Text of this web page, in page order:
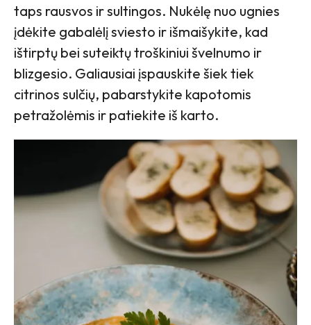
taps rausvos ir sultingos. Nukėlę nuo ugnies
įdėkite gabalėlį sviesto ir išmaišykite, kad
ištirptų bei suteiktų troškiniui švelnumo ir
blizgesio. Galiausiai įspauskite šiek tiek
citrinos sulčių, pabarstykite kapotomis
petražolėmis ir patiekite iš karto.